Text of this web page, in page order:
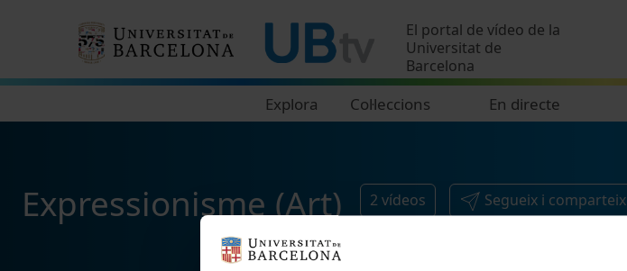
El portal de vídeo de la
Universitat de
Barcelona
Explora Col·leccions En directe
Expressionisme (Art) 2 vídeos Segueix i comparteix